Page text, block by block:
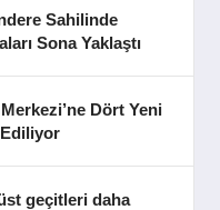
Sahilinde
Sona Yaklaştı
Dört Yeni
geçitleri daha